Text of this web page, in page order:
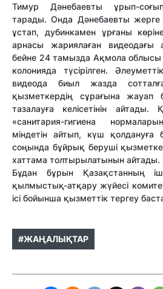
Тимур Дәнебаевты ұрып-
тарады. Онда Дәнебаевты
ұстап, дубинкамен ұрғаны
арнасы жариялаған видеодағы
бейне 24 тамызда Ақмола облысы
колонияда түсірілген.
видеода биыл жазда
қызметкердің сұрағына жауап
тазалауға келісетінін айтады.
«санитария-гигиена
міндетін айтып, күш қолдануға
соңында бұйрық беруші
хаттама толтырылатынын айтады.
Бұдан бұрын Қазақстанның
қылмыстық-атқару жүйесі
ісі бойынша қызметтік тергеу
#ЖАҢАЛЫҚТАР